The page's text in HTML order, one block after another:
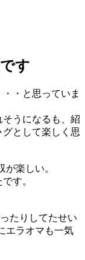
す
・と思っていま
うになるも、紹
として楽しく思
楽しい。
す。
たりしてたせい
エラオマも一気